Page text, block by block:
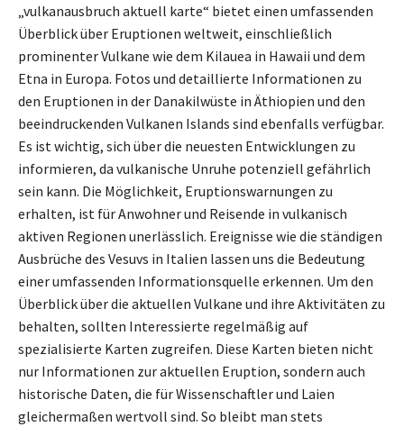
„vulkanausbruch aktuell karte“ bietet einen umfassenden
Überblick über Eruptionen weltweit, einschließlich
prominenter Vulkane wie dem Kilauea in Hawaii und dem
Etna in Europa. Fotos und detaillierte Informationen zu
den Eruptionen in der Danakilwüste in Äthiopien und den
beeindruckenden Vulkanen Islands sind ebenfalls verfügbar.
Es ist wichtig, sich über die neuesten Entwicklungen zu
informieren, da vulkanische Unruhe potenziell gefährlich
sein kann. Die Möglichkeit, Eruptionswarnungen zu
erhalten, ist für Anwohner und Reisende in vulkanisch
aktiven Regionen unerlässlich. Ereignisse wie die ständigen
Ausbrüche des Vesuvs in Italien lassen uns die Bedeutung
einer umfassenden Informationsquelle erkennen. Um den
Überblick über die aktuellen Vulkane und ihre Aktivitäten zu
behalten, sollten Interessierte regelmäßig auf
spezialisierte Karten zugreifen. Diese Karten bieten nicht
nur Informationen zur aktuellen Eruption, sondern auch
historische Daten, die für Wissenschaftler und Laien
gleichermaßen wertvoll sind. So bleibt man stets